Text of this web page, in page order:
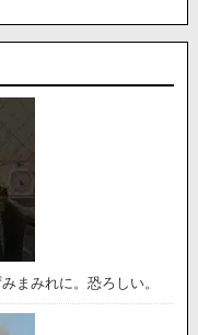
まみれに。恐ろしい。